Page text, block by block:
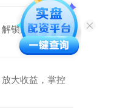
锁财富密码，
大收益，掌控